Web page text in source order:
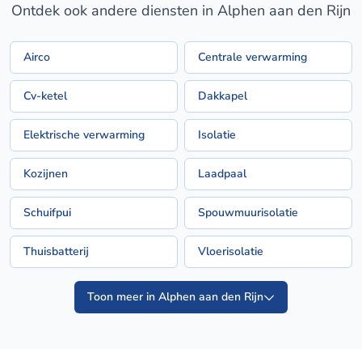
Ontdek ook andere diensten in Alphen aan den Rijn
Airco Centrale verwarming
Cv-ketel Dakkapel
Elektrische verwarming Isolatie
Kozijnen Laadpaal
Schuifpui Spouwmuurisolatie
Thuisbatterij Vloerisolatie
Toon meer in Alphen aan den Rijn